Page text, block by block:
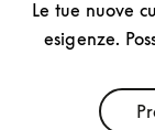
Le tue nuove
esigenze.